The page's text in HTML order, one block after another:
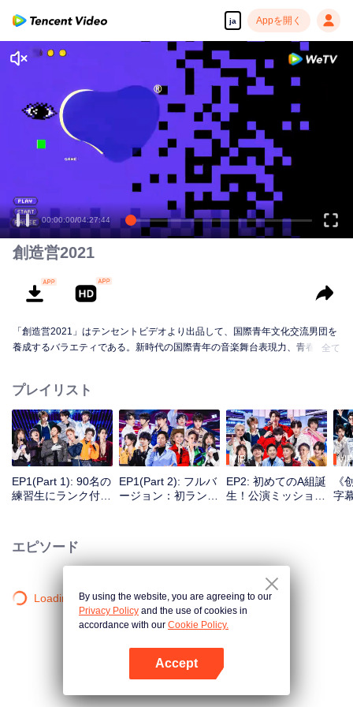
ja Appを開く
00:00:00/04:27:44
創造営2021
「創造営2021」はテンセントビデオより出品して、国際青年文化交流男団を
養成するバラエティである。新時代の国際青年の音楽舞台表現力、青春の活
て、一緒に文化と専門的な交流を行い、リストラを乗り越えて挑戦を迎え、
一緒に夢を追う。
全て
プレイリスト
EP1(Part 1): 90名の
練習生にランク付け
EP1(Part 2): フルバ
ージョン：初ランク
VIP
EP2: 初めてのA組誕
生！公演ミッション
VIP
《
字
エピソード
Loading…By using the website, you are agreeing to our
Privacy Policy and the use of cookies in
accordance with our Cookie Policy.
Accept